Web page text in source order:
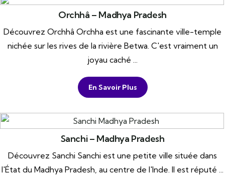
Orchhâ – Madhya Pradesh
Découvrez Orchhâ Orchha est une fascinante ville-temple
nichée sur les rives de la rivière Betwa. C'est vraiment un
joyau caché ...
En Savoir Plus
Sanchi – Madhya Pradesh
Découvrez Sanchi Sanchi est une petite ville située dans
l'État du Madhya Pradesh, au centre de l'Inde. Il est réputé ...